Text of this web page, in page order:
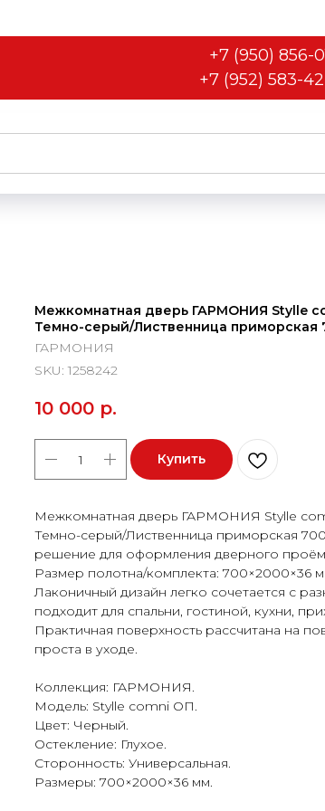
+7 (950) 856-
+7 (952) 583-
Межкомнатная дверь ГАРМОНИЯ Stylle
Темно-серый/Лиственница приморская
ГАРМОНИЯ
SKU: 1258242
10 000 р.
Купить
Межкомнатная дверь ГАРМОНИЯ Stylle
Темно-серый/Лиственница приморская
решение для оформления дверного
Размер полотна/комплекта: 700×2000×36
Лаконичный дизайн легко сочетается с
подходит для спальни, гостиной, кухни,
Практичная поверхность рассчитана на
проста в уходе.
Коллекция: ГАРМОНИЯ.
Модель: Stylle comni ОП.
Цвет: Черный.
Остекление: Глухое.
Сторонность: Универсальная.
Размеры: 700×2000×36 мм.